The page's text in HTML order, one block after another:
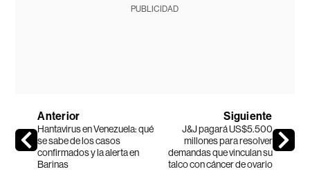
PUBLICIDAD
Anterior
Hantavirus en Venezuela: qué
se sabe de los casos
confirmados y la alerta en
Barinas
Siguiente
J&J pagará US$5.500
millones para resolver
demandas que vinculan su
talco con cáncer de ovario